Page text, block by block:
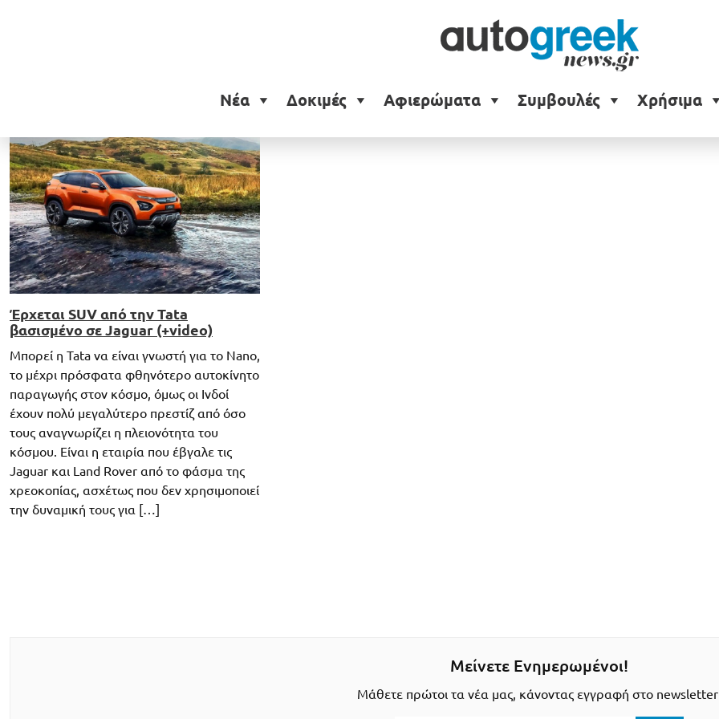
Νέα Δοκιμές Αφιερώματα Συμβουλές Χρήσιμα
Jaguar E-Pace
Έρχεται SUV από την Tata
βασισμένο σε Jaguar (+video)
Μπορεί η Tata να είναι γνωστή για το Nano,
το μέχρι πρόσφατα φθηνότερο αυτοκίνητο
παραγωγής στον κόσμο, όμως οι Ινδοί
έχουν πολύ μεγαλύτερο πρεστίζ από όσο
τους αναγνωρίζει η πλειονότητα του
κόσμου. Είναι η εταιρία που έβγαλε τις
Jaguar και Land Rover από το φάσμα της
χρεοκοπίας, ασχέτως που δεν χρησιμοποιεί
την δυναμική τους για […]
Μείνετε Ενημερωμένοι!
Μάθετε πρώτοι τα νέα μας, κάνοντας εγγραφή στο